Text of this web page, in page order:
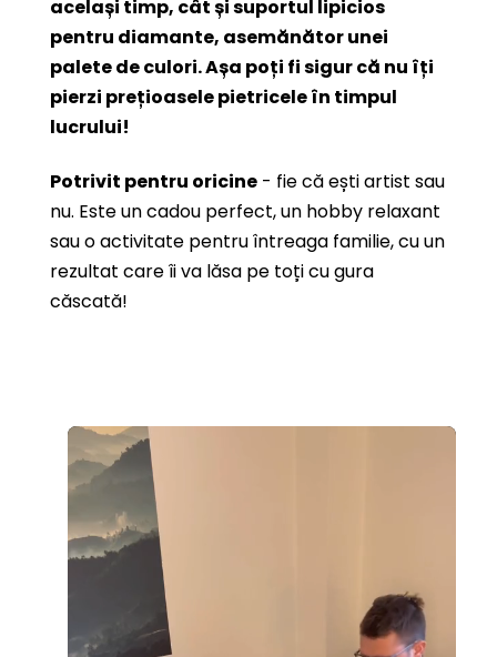
același timp, cât și suportul lipicios
pentru diamante, asemănător unei
palete de culori. Așa poți fi sigur că nu îți
pierzi prețioasele pietricele în timpul
lucrului!
Potrivit pentru oricine - fie că ești artist sau
nu. Este un cadou perfect, un hobby relaxant
sau o activitate pentru întreaga familie, cu un
rezultat care îi va lăsa pe toți cu gura
căscată!